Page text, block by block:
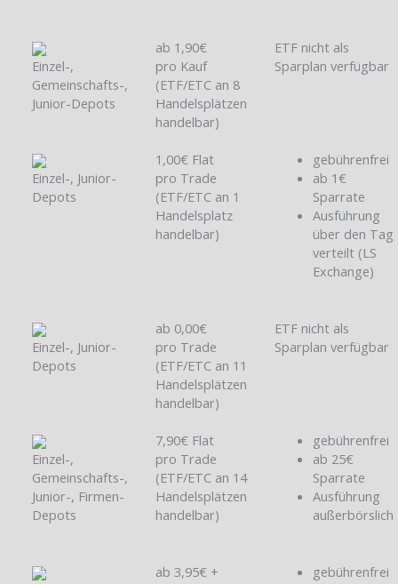
Einzel-,
Gemeinschafts-,
Junior-Depots
ab 1,90€
pro Kauf
(ETF/ETC an 8
Handelsplätzen
handelbar)
ETF nicht als
Sparplan verfügbar
Einzel-, Junior-
Depots
1,00€ Flat
pro Trade
(ETF/ETC an 1
Handelsplatz
handelbar)
gebührenfrei
ab 1€
Sparrate
Ausführung
über den Tag
verteilt (LS
Exchange)
Einzel-, Junior-
Depots
ab 0,00€
pro Trade
(ETF/ETC an 11
Handelsplätzen
handelbar)
ETF nicht als
Sparplan verfügbar
Einzel-,
Gemeinschafts-,
Junior-, Firmen-
Depots
7,90€ Flat
pro Trade
(ETF/ETC an 14
Handelsplätzen
handelbar)
gebührenfrei
ab 25€
Sparrate
Ausführung
außerbörslich
ab 3,95€ +
gebührenfrei